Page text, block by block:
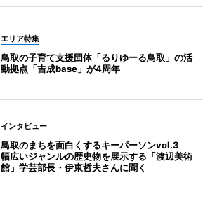
エリア特集
鳥取の子育て支援団体「るりゆーる鳥取」の活
動拠点「吉成base」が4周年
インタビュー
鳥取のまちを面白くするキーパーソンvol.3
幅広いジャンルの歴史物を展示する「渡辺美術
館」学芸部長・伊東哲夫さんに聞く